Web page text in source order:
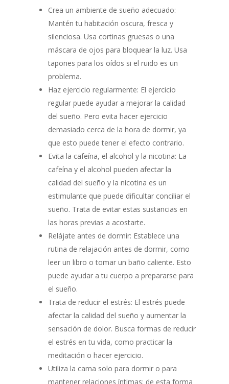
Crea un ambiente de sueño adecuado:
Mantén tu habitación oscura, fresca y
silenciosa. Usa cortinas gruesas o una
máscara de ojos para bloquear la luz. Usa
tapones para los oídos si el ruido es un
problema.
Haz ejercicio regularmente: El ejercicio
regular puede ayudar a mejorar la calidad
del sueño. Pero evita hacer ejercicio
demasiado cerca de la hora de dormir, ya
que esto puede tener el efecto contrario.
Evita la cafeína, el alcohol y la nicotina: La
cafeína y el alcohol pueden afectar la
calidad del sueño y la nicotina es un
estimulante que puede dificultar conciliar el
sueño. Trata de evitar estas sustancias en
las horas previas a acostarte.
Relájate antes de dormir: Establece una
rutina de relajación antes de dormir, como
leer un libro o tomar un baño caliente. Esto
puede ayudar a tu cuerpo a prepararse para
el sueño.
Trata de reducir el estrés: El estrés puede
afectar la calidad del sueño y aumentar la
sensación de dolor. Busca formas de reducir
el estrés en tu vida, como practicar la
meditación o hacer ejercicio.
Utiliza la cama solo para dormir o para
mantener relaciones íntimas: de esta forma